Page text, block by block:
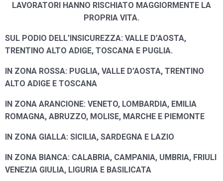
LAVORATORI HANNO RISCHIATO MAGGIORMENTE LA
PROPRIA VITA.
SUL PODIO DELL’INSICUREZZA: VALLE D’AOSTA,
TRENTINO ALTO ADIGE, TOSCANA E PUGLIA.
IN ZONA ROSSA: PUGLIA, VALLE D’AOSTA, TRENTINO
ALTO ADIGE E TOSCANA
IN ZONA ARANCIONE: VENETO, LOMBARDIA, EMILIA
ROMAGNA, ABRUZZO, MOLISE, MARCHE E PIEMONTE
IN ZONA GIALLA: SICILIA, SARDEGNA E LAZIO
IN ZONA BIANCA: CALABRIA, CAMPANIA, UMBRIA, FRIULI
VENEZIA GIULIA, LIGURIA E BASILICATA